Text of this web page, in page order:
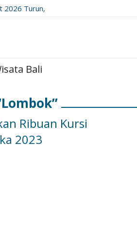
2026 Turun,
Bali
Ribuan Kursi
2023